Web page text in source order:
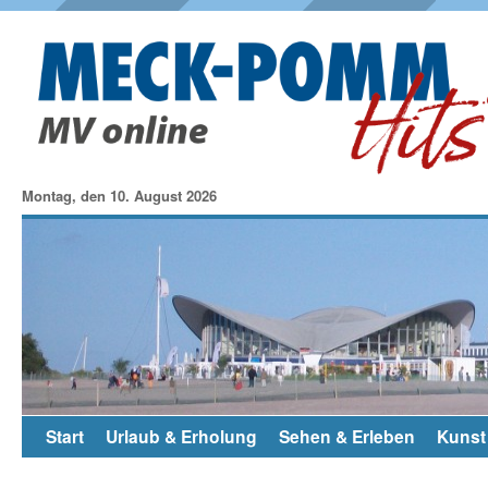
Montag, den 10. August 2026
Start Urlaub & Erholung Sehen & Erleben